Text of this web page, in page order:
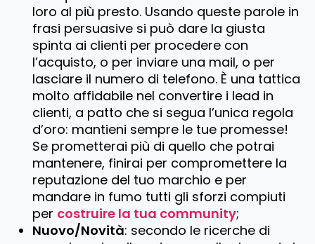
loro al più presto. Usando queste parole in
frasi persuasive si può dare la giusta
spinta ai clienti per procedere con
l’acquisto, o per inviare una mail, o per
lasciare il numero di telefono. È una tattica
molto affidabile nel convertire i lead in
clienti, a patto che si segua l’unica regola
d’oro: mantieni sempre le tue promesse!
Se prometterai più di quello che potrai
mantenere, finirai per compromettere la
reputazione del tuo marchio e per
mandare in fumo tutti gli sforzi compiuti
per costruire la tua community;
Nuovo/Novità: secondo le ricerche di